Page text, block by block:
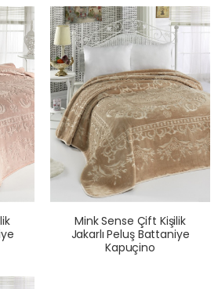
Mink Sense Çift Kişilik
Jakarlı Peluş Battaniye
Kapuçino